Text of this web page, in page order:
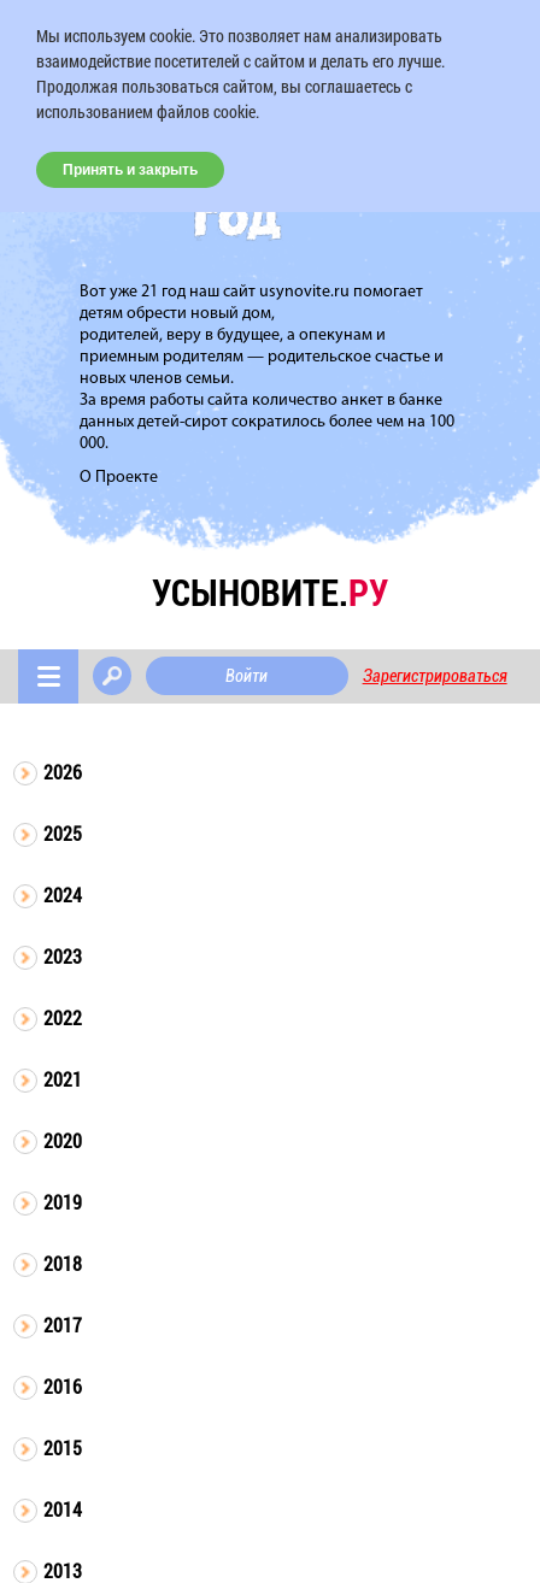
Вот уже 21 год наш сайт usynovite.ru помогает
детям обрести новый дом,
родителей, веру в будущее, а опекунам и
приемным родителям — родительское счастье и
новых членов семьи.
За время работы сайта количество анкет в банке
данных детей-сирот сократилось более чем на 100
000.
О Проекте
УСЫНОВИТЕ.РУ
Войти Зарегистрироваться
2026
2025
2024
2023
2022
2021
2020
2019
2018
2017
2016
2015
2014
2013
Мы используем cookie. Это позволяет нам анализировать
взаимодействие посетителей с сайтом и делать его лучше.
Продолжая пользоваться сайтом, вы соглашаетесь с
использованием файлов cookie.
Принять и закрыть